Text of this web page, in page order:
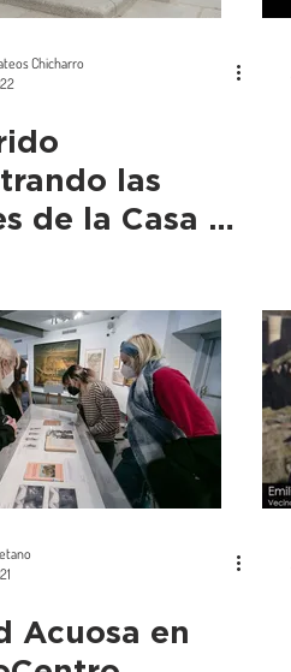
Chicharro
las
de la Casa de
Acuosa en